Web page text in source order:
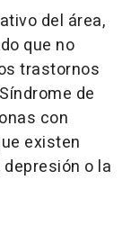
del área,
que no
trastornos
de
con
existen
o la